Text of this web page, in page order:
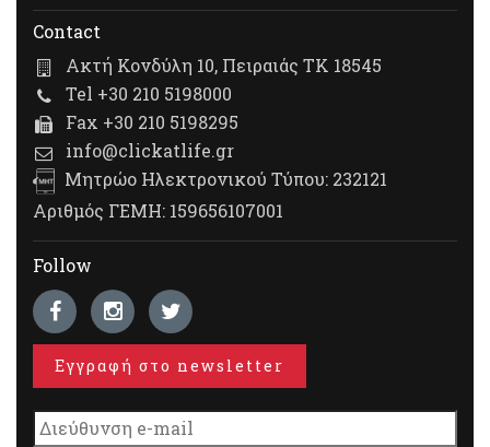
Contact
Ακτή Κονδύλη 10, Πειραιάς ΤΚ 18545
Tel +30 210 5198000
Fax +30 210 5198295
info@clickatlife.gr
Μητρώο Ηλεκτρονικού Τύπου: 232121
Αριθμός ΓΕΜΗ: 159656107001
Follow
Εγγραφή στο newsletter